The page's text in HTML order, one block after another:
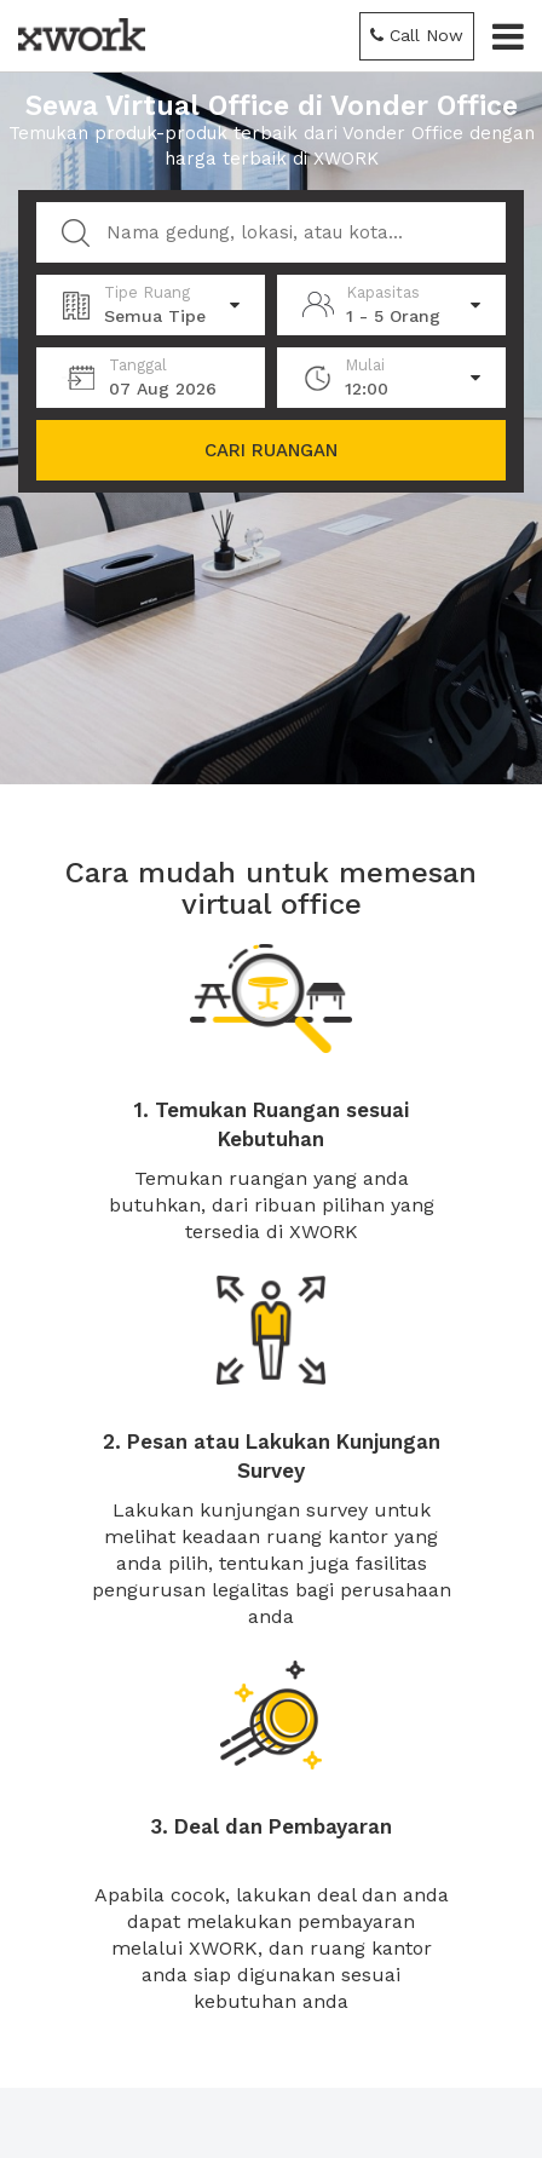
Call Now
Sewa Virtual Office di Vonder Office
Temukan produk-produk terbaik dari Vonder Office dengan
harga terbaik di XWORK
Tipe Ruang
Semua Tipe
Kapasitas
1 - 5 Orang
Tanggal
07 Aug 2026
Mulai
12:00
CARI RUANGAN
Cara mudah untuk memesan
virtual office
1. Temukan Ruangan sesuai
Kebutuhan
Temukan ruangan yang anda
butuhkan, dari ribuan pilihan yang
tersedia di XWORK
2. Pesan atau Lakukan Kunjungan
Survey
Lakukan kunjungan survey untuk
melihat keadaan ruang kantor yang
anda pilih, tentukan juga fasilitas
pengurusan legalitas bagi perusahaan
anda
3. Deal dan Pembayaran
Apabila cocok, lakukan deal dan anda
dapat melakukan pembayaran
melalui XWORK, dan ruang kantor
anda siap digunakan sesuai
kebutuhan anda